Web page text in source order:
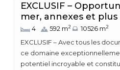
EXCLUSIF –
mer, annexes et plus
4 592 m2 10526 m2
EXCLUSIF – Avec tous les
ce domaine
potentiel incroyable et